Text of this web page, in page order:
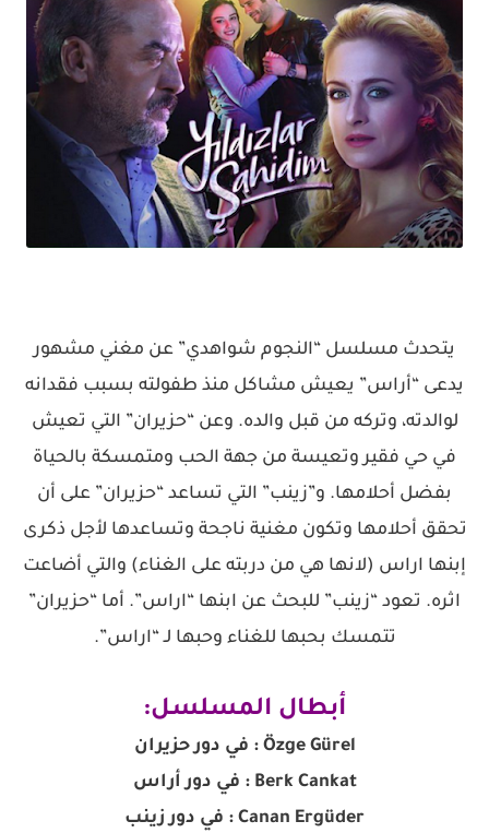
يتحدث مسلسل “النجوم شواهدي” عن مغني مشهور
يدعى “أراس” يعيش مشاكل منذ طفولته بسبب فقدانه
لوالدته، وتركه من قبل والده. وعن “حزيران” التي تعيش
في حي فقير وتعيسة من جهة الحب ومتمسكة بالحياة
بفضل أحلامها. و”زينب” التي تساعد “حزيران” على أن
تحقق أحلامها وتكون مغنية ناجحة وتساعدها لأجل ذكرى
إبنها اراس (لانها هي من دربته على الغناء) والتي أضاعت
اثره. تعود “زينب” للبحث عن ابنها “اراس”. أما “حزيران”
تتمسك بحبها للغناء وحبها لـ “اراس”.
أبطال المسلسل:
Özge Gürel : في دور حزيران
Berk Cankat : في دور أراس
Canan Ergüder : في دور زينب